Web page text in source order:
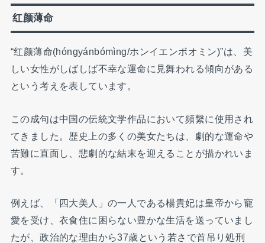
红颜薄命
“红颜薄命(hóngyánbómìng/ホンイエンボオミン)”は、美
しい女性がしばしば不幸な運命に見舞われる傾向がある
という考えを表しています。
この成句は中国の伝統文学作品において頻繫に使用され
てきました。歴史上の多くの美女たちは、劇的な運命や
苦難に直面し、悲劇的な結末を迎えることが描かれいま
す。
例えば、「四大美人」の一人である楊貴妃は皇帝から寵
愛を受け、衣食住に困らない豊かな生活を送っていまし
たが、政治的な理由から37歳という若さで首吊り処刑